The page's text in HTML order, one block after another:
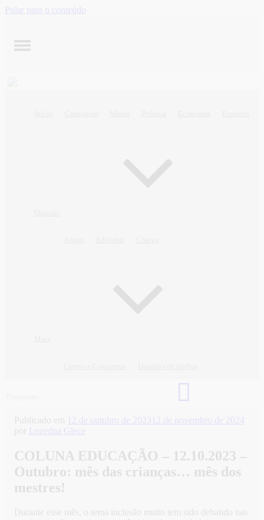
Pular para o conteúdo
Publicado em 12 de outubro de 2023 12 de novembro de 2024
por
Luzedna Glece
COLUNA EDUCAÇÃO – 12.10.2023 –
Outubro: mês das crianças… mês dos
mestres!
Durante esse mês, o tema inclusão muito tem sido debatido nas